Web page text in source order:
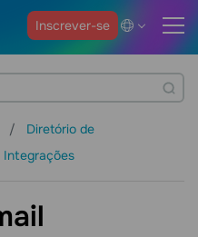
Inscrever-se
Diretório de
Integrações